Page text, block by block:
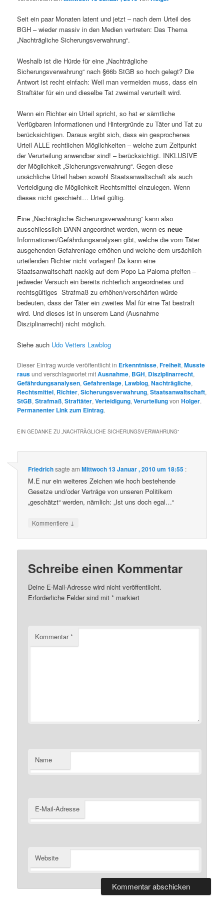
Seit ein paar Monaten latent und jetzt – nach dem Urteil des
BGH – wieder massiv in den Medien vertreten: Das Thema
„Nachträgliche Sicherungsverwahrung“.
Weshalb ist die Hürde für eine „Nachträgliche
Sicherungsverwahrung“ nach §66b StGB so hoch gelegt? Die
Antwort ist recht einfach: Weil man vermeiden muss, dass ein
Straftäter für ein und dieselbe Tat zweimal verurteilt wird.
Wenn ein Richter ein Urteil spricht, so hat er sämtliche
Verfügbaren Informationen und Hintergründe zu Täter und Tat zu
berücksichtigen. Daraus ergibt sich, dass ein gesprochenes
Urteil ALLE rechtlichen Möglichkeiten – welche zum Zeitpunkt
der Verurteilung anwendbar sind! – berücksichtigt. INKLUSIVE
der Möglichkeit „Sicherungsverwahrung“. Gegen diese
ursächliche Urteil haben sowohl Staatsanwaltschaft als auch
Verteidigung die Möglichkeit Rechtsmittel einzulegen. Wenn
dieses nicht geschieht… Urteil gültig.
Eine „Nachträgliche Sicherungsverwahrung“ kann also
ausschliesslich DANN angeordnet werden, wenn esneue
Informationen/Gefährdungsanalysen gibt, welche die vom Täter
ausgehenden Gefahrenlage erhöhen und welche dem ursächlich
urteilenden Richter nicht vorlagen! Da kann eine
Staatsanwaltschaft nackig auf dem Popo La Paloma pfeifen –
jedweder Versuch ein bereits richterlich angeordnetes und
rechtsgültiges Strafmaß zu erhöhen/verschärfen würde
bedeuten, dass der Täter ein zweites Mal für eine Tat bestraft
wird. Und dieses ist in unserem Land (Ausnahme
Disziplinarrecht) nicht möglich.
Siehe auch Udo Vetters Lawblog
Dieser Eintrag wurde veröffentlicht in Erkenntnisse,Freiheit,Musste
rausund verschlagwortet mitAusnahme, BGH, Disziplinarrecht,
Gefährdungsanalysen,Gefahrenlage, Lawblog,Nachträgliche,
Rechtsmittel, Richter,Sicherungsverwahrung,Staatsanwaltschaft,
StGB,Strafmaß,Straftäter,Verteidigung,VerurteilungvonHolger.
Permanenter Link zum Eintrag.
EIN GEDANKE ZU „NACHTRÄGLICHE SICHERUNGSVERWAHRUNG“
Friedrichsagte amMittwoch 13 Januar , 2010 um 18:55 :
M.E nur ein weiteres Zeichen wie hoch bestehende
Gesetze und/oder Verträge von unseren Politikern
„geschätzt“ werden, nämlich: „Ist uns doch egal…“
Kommentiere ↓
Schreibe einen Kommentar
Deine E-Mail-Adresse wird nicht veröffentlicht.
Erforderliche Felder sind mit* markiert
Kommentar*
Name
E-Mail-Adresse
Website